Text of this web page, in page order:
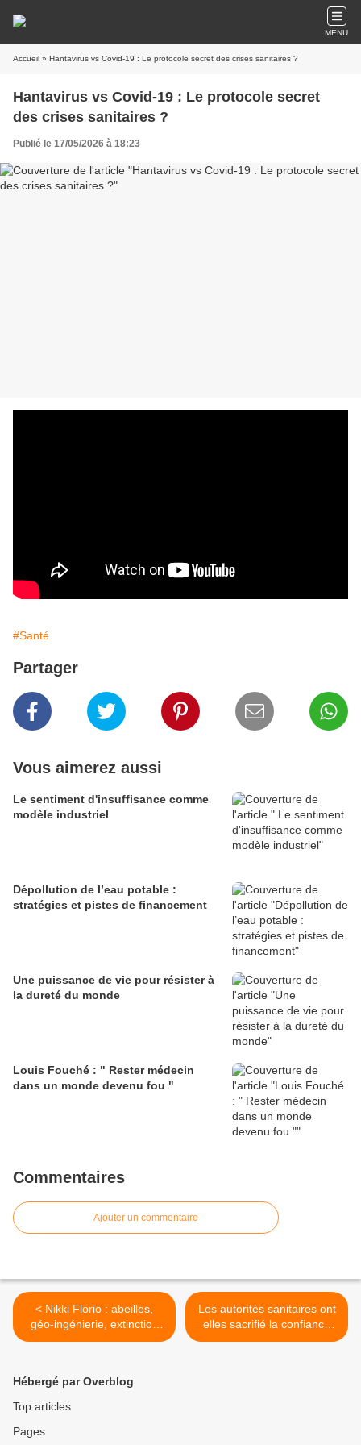
MENU
Accueil » Hantavirus vs Covid-19 : Le protocole secret des crises sanitaires ?
Hantavirus vs Covid-19 : Le protocole secret
des crises sanitaires ?
Publié le 17/05/2026 à 18:23
#Santé
Partager
Vous aimerez aussi
Le sentiment d'insuffisance comme
modèle industriel
Dépollution de l’eau potable :
stratégies et pistes de financement
Une puissance de vie pour résister à
la dureté du monde
Louis Fouché : " Rester médecin
dans un monde devenu fou "
Commentaires
Ajouter un commentaire
< Nikki Florio : abeilles,
géo-ingénierie, extinction
de masse
Les autorités sanitaires ont
elles sacrifié la confiance
publique au nom d'un
Hébergé par Overblog
Top articles
Pages